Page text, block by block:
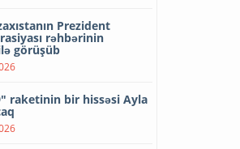
Prezident
rəhbərinin
görüşüb
raketinin bir hissəsi Ayla